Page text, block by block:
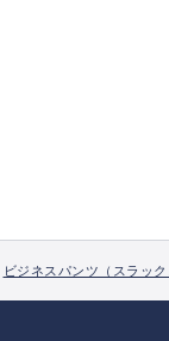
ビジネスパンツ（スラッ